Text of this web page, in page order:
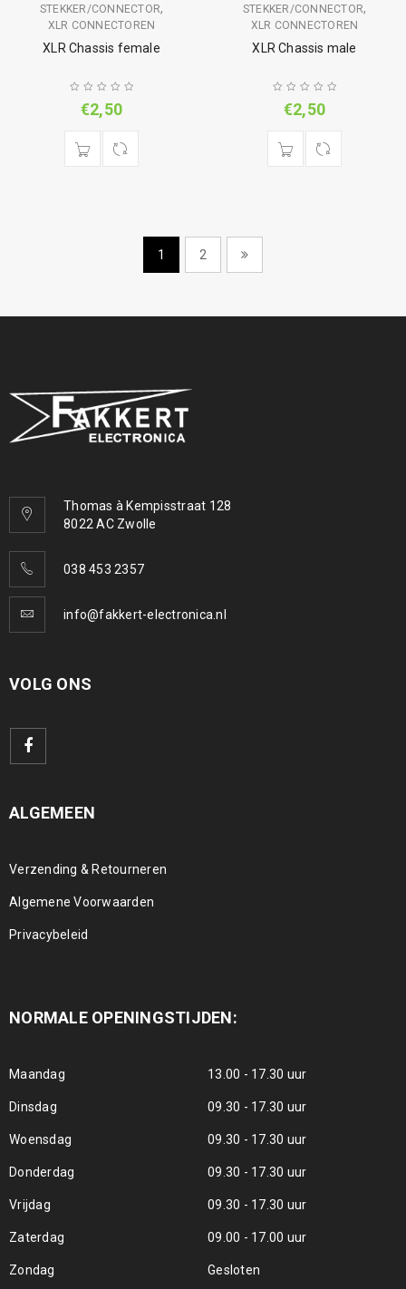
STEKKER/CONNECTOR,
XLR CONNECTOREN
XLR Chassis female
€2,50
STEKKER/CONNECTOR,
XLR CONNECTOREN
XLR Chassis male
€2,50
1 2
Thomas à Kempisstraat 128
8022 AC Zwolle
038 453 2357
info@fakkert-electronica.nl
VOLG ONS
ALGEMEEN
Verzending & Retourneren
Algemene Voorwaarden
Privacybeleid
NORMALE OPENINGSTIJDEN:
Maandag 13.00 - 17.30 uur
Dinsdag 09.30 - 17.30 uur
Woensdag 09.30 - 17.30 uur
Donderdag 09.30 - 17.30 uur
Vrijdag 09.30 - 17.30 uur
Zaterdag 09.00 - 17.00 uur
Zondag Gesloten